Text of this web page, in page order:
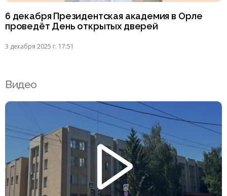
6 декабря Президентская академия в Орле
проведёт День открытых дверей
3 декабря 2025 г. 17:51
Видео